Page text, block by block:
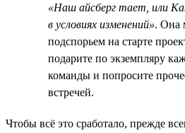
«Наш айсберг тает, или
в условиях изменений». Она
подспорьем на старте
подарите по экземпляру
команды и попросите
встречей.
Чтобы всё это сработало, прежде